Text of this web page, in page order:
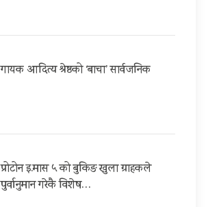
गायक आदित्य श्रेष्ठको ‘बाचा’ सार्वजनिक
प्रोटोन इ.मास ५ को बुकिङ खुला ग्राहकले
पुर्वानुमान गरेकै विशेष…